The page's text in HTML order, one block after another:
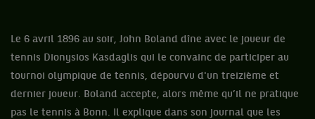
Le 6 avril 1896 au soir, John Boland dîne avec le joueur de
tennis Dionysios Kasdaglis qui le convainc de participer au
tournoi olympique de tennis, dépourvu d'un treizième et
dernier joueur. Boland accepte, alors même qu’il ne pratique
pas le tennis à Bonn. Il explique dans son journal que les